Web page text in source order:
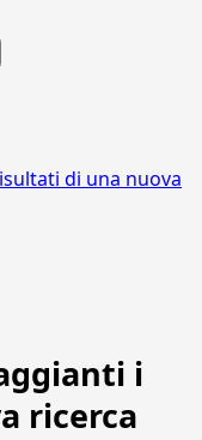
di una nuova
i
ricerca